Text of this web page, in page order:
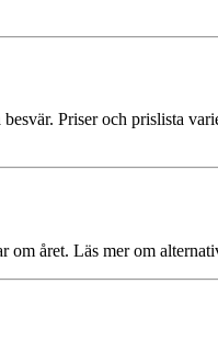
Priser och prislista
om året. Läs mer om